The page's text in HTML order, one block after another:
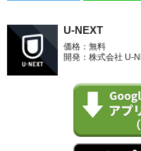
U-NEXT
価格：無料
開発：株式会社 U-